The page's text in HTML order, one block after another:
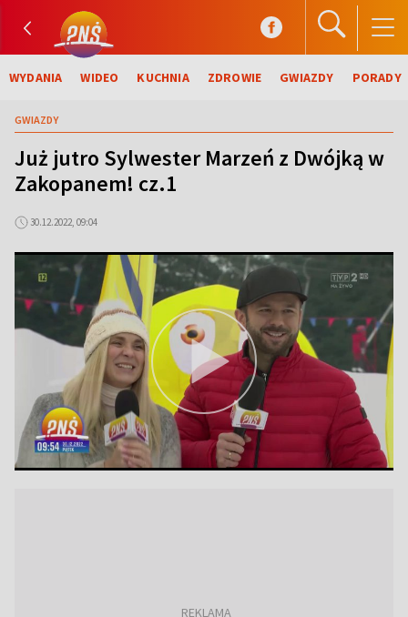
WYDANIA WIDEO KUCHNIA ZDROWIE GWIAZDY PORADY
GWIAZDY
Już jutro Sylwester Marzeń z Dwójką w
Zakopanem! cz.1
30.12.2022, 09:04